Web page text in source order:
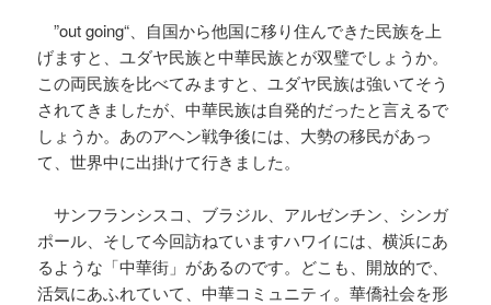
”out going“、自国から他国に移り住んできた民族を上
げますと、ユダヤ民族と中華民族とが双璧でしょうか。
この両民族を比べてみますと、ユダヤ民族は強いてそう
されてきましたが、中華民族は自発的だったと言えるで
しょうか。あのアヘン戦争後には、大勢の移民があっ
て、世界中に出掛けて行きました。
サンフランシスコ、ブラジル、アルゼンチン、シンガ
ポール、そして今回訪ねていますハワイには、横浜にあ
るような「中華街」があるのです。どこも、開放的で、
活気にあふれていて、中華コミュニティ。華僑社会を形